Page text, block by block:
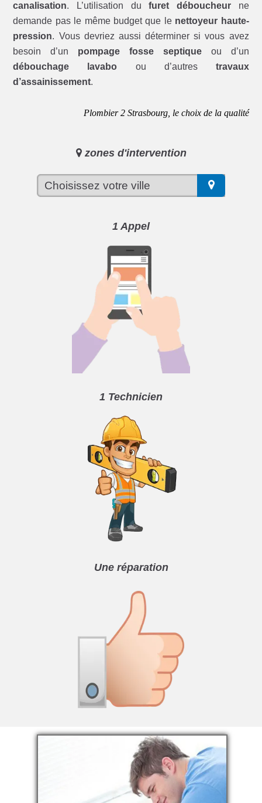
canalisation. L’utilisation dufuret déboucheurne
demande pas le même budget que le nettoyeur haute-
pression. Vous devriez aussi déterminer si vous avez
besoin d’un pompage fosse septiqueou d’un
débouchage lavabo ou d’autres travaux
d’assainissement.
Plombier 2 Strasbourg, le choix de la qualité
zones d'intervention
1 Appel
1 Technicien
Une réparation